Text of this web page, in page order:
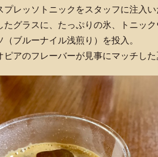
レッソトニックをスタッフに注入
グラスに、たっぷりの氷、トニッ
ブルーナイル浅煎り）を投入。
アのフレーバーが見事にマッチし